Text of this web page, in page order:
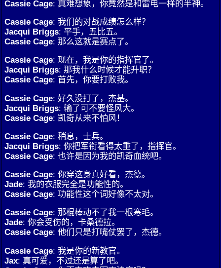
Cassie Cage: 真难想象，你竟然是和雷电一样的半神。
Cassie Cage: 我们的对战成绩怎么样？
Jacqui Briggs: 平手，五比五。
Cassie Cage: 那么这就是赛点了。
Cassie Cage: 现在，我是你的指挥官了。
Jacqui Briggs: 那我什么时候才能升职？
Cassie Cage: 首先，你要打败我。
Cassie Cage: 好久没打了，杰基。
Jacqui Briggs: 输了可不要怪风大。
Cassie Cage: 凯奇从来不怕风！
Cassie Cage: 稍息，士兵。
Jacqui Briggs: 你把军衔看得太重了，指挥官。
Cassie Cage: 也许是因为我的凯奇血统吧。
Cassie Cage: 你穿这身真好看，杰德。
Jade: 我的衣服完全是功能性的。
Cassie Cage: 功能性这个词好像不太对。
Cassie Cage: 那棍棒动不了我一根寒毛。
Jade: 你会受伤的，卡桑德拉。
Cassie Cage: 他们只是打嘴仗罢了，杰德。
Cassie Cage: 我是你的新教官。
Jax: 真可爱，不过还是算了吧。